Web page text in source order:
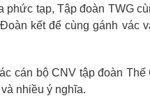
tạp, Tập đoàn TWG
kết để cùng gánh vác
cán bộ CNV tập đoàn Thế
nhiều ý nghĩa.